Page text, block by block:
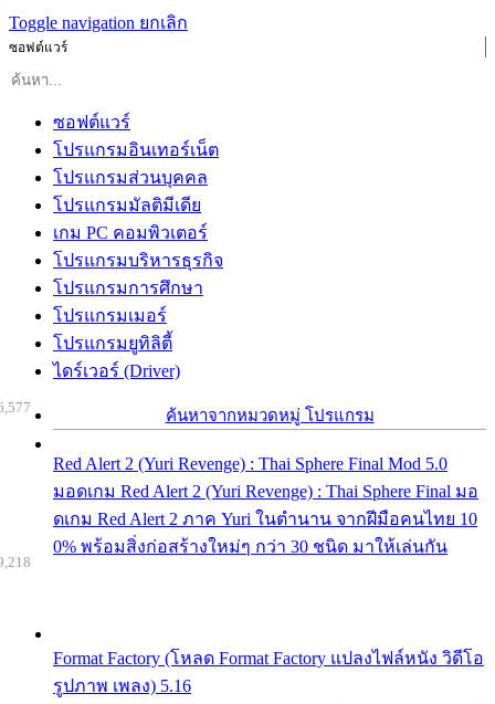
Toggle navigation ยกเลิก
ซอฟต์แวร์
ซอฟต์แวร์
โปรแกรมอินเทอร์เน็ต
โปรแกรมส่วนบุคคล
โปรแกรมมัลติมีเดีย
เกม PC คอมพิวเตอร์
โปรแกรมบริหารธุรกิจ
โปรแกรมการศึกษา
โปรแกรมเมอร์
โปรแกรมยูทิลิตี้
ไดร์เวอร์ (Driver)
ค้นหาจากหมวดหมู่ โปรแกรม
Red Alert 2 (Yuri Revenge) : Thai Sphere Final Mod 5.0
มอดเกม Red Alert 2 (Yuri Revenge) : Thai Sphere Final มอ
ดเกม Red Alert 2 ภาค Yuri ในตำนาน จากฝีมือคนไทย 10
0% พร้อมสิ่งก่อสร้างใหม่ๆ กว่า 30 ชนิด มาให้เล่นกัน
Format Factory (โหลด Format Factory แปลงไฟล์หนัง วิดีโอ
รูปภาพ เพลง) 5.16